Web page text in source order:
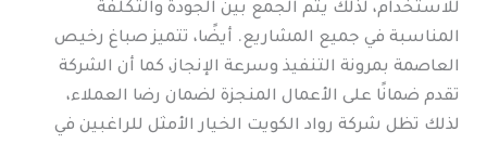
للاستخدام، لذلك يتم الجمع بين الجودة والتكلفة
المناسبة في جميع المشاريع. أيضًا، تتميز صباغ رخيص
العاصمة بمرونة التنفيذ وسرعة الإنجاز، كما أن الشركة
تقدم ضمانًا على الأعمال المنجزة لضمان رضا العملاء،
لذلك تظل شركة رواد الكويت الخيار الأمثل للراغبين في